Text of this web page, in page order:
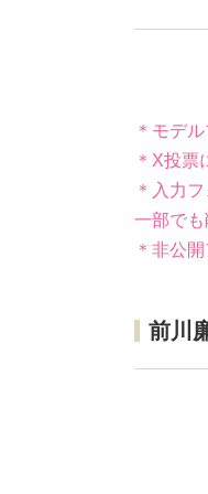
＊モデ
＊X投票
＊入力
一部で
＊非公
前川